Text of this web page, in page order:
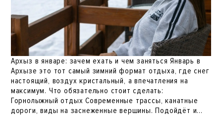
Архыз в январе: зачем ехать и чем заняться Январь в
Архызе это тот самый зимний формат отдыха, где снег
настоящий, воздух кристальный, а впечатления на
максимум. Что обязательно стоит сделать:
Горнолыжный отдых Современные трассы, канатные
дороги, виды на заснеженные вершины. Подойдёт и